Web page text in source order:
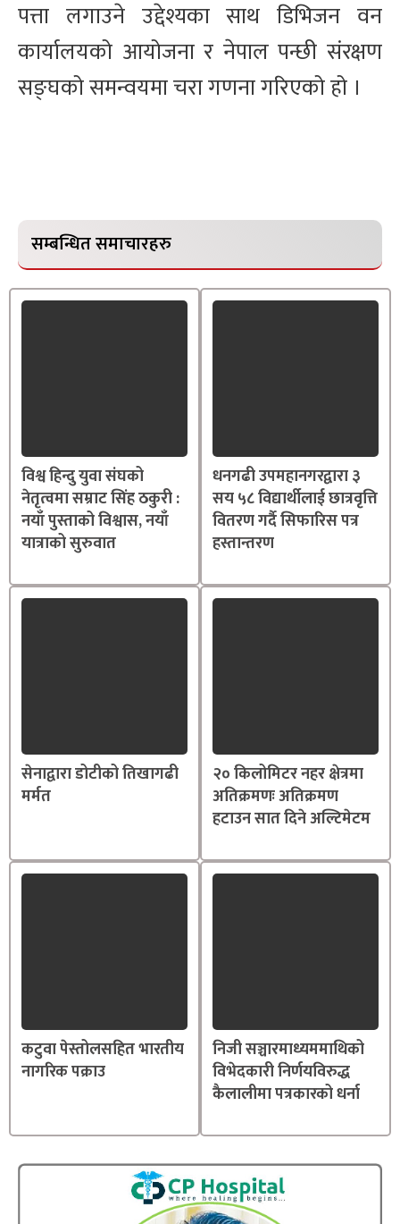
पत्ता लगाउने उद्देश्यका साथ डिभिजन वन
कार्यालयको आयोजना र नेपाल पन्छी संरक्षण
सङ्घको समन्वयमा चरा गणना गरिएको हो ।
सम्बन्धित समाचारहरु
विश्व हिन्दु युवा संघको
नेतृत्वमा सम्राट सिंह ठकुरी :
नयाँ पुस्ताको विश्वास, नयाँ
यात्राको सुरुवात
धनगढी उपमहानगरद्वारा ३
सय ५८ विद्यार्थीलाई छात्रवृत्ति
वितरण गर्दै सिफारिस पत्र
हस्तान्तरण
सेनाद्वारा डोटीको तिखागढी
मर्मत
२० किलोमिटर नहर क्षेत्रमा
अतिक्रमणः अतिक्रमण
हटाउन सात दिने अल्टिमेटम
कटुवा पेस्तोलसहित भारतीय
नागरिक पक्राउ
निजी सञ्चारमाध्यममाथिको
विभेदकारी निर्णयविरुद्ध
कैलालीमा पत्रकारको धर्ना